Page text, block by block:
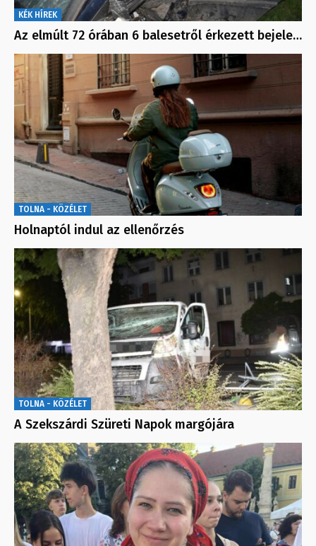
KÉK HÍREK
Az elmúlt 72 órában 6 balesetről érkezett bejele…
TOLNA - KÖZÉLET
Holnaptól indul az ellenőrzés
TOLNA - KÖZÉLET
A Szekszárdi Szüreti Napok margójára